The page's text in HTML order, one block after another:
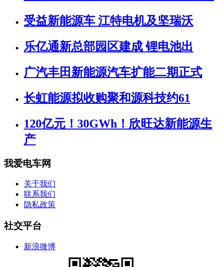
受益新能源车 江特电机及坚瑞沃
乐亿通新总部园区建成 锂电池出
广汽丰田新能源汽车扩能二期正式
长虹能源拟收购聚和源科技约61
120亿元！30GWh！欣旺达新能源生
产
我爱电车网
关于我们
联系我们
隐私政策
社交平台
新浪微博